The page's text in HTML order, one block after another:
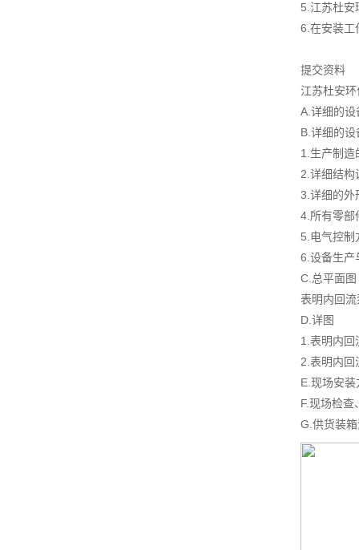
5.江苏杜安
6.在安装工
提交资料
江苏杜安
A.详细的
B.详细的
1.生产制造
2.详细结构
3.详细的外
4.所有零部
5.电气控制
6.设备生产
C.总平面图
表明内回
D.详图
1.表明内回
2.表明内回
E.现场安
F.现场检查
G.供货装